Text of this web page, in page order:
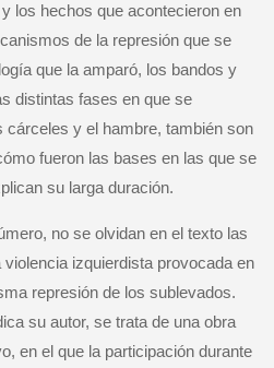
los hechos que acontecieron en
de la represión que se
que la amparó, los bandos y
distintas fases en que se
cárceles y el hambre, también son
fueron las bases en las que se
su larga duración.
no se olvidan en el texto las
izquierdista provocada en
represión de los sublevados.
su autor, se trata de una obra
en el que la participación durante